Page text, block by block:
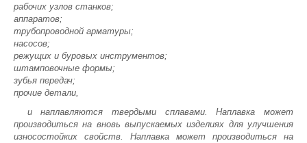
рабочих узлов станков;
аппаратов;
трубопроводной арматуры;
насосов;
режущих и буровых инструментов;
штамповочные формы;
зубья передач;
прочие детали,
и наплавляются твердыми сплавами. Наплавка может
производиться на вновь выпускаемых изделиях для улучшения
износостойких свойств. Наплавка может производиться на